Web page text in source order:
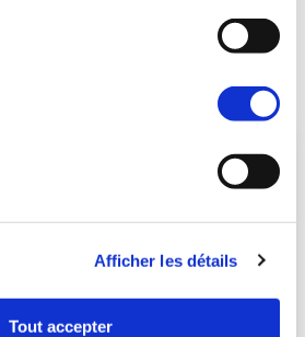
Afficher les détails
Tout accepter